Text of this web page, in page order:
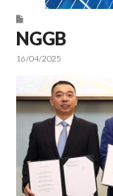
NGGB
16/04/2025